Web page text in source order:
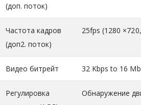
(доп. поток)
Частота кадров
(доп2. поток)
25fps (1280
Видео битрейт 32 Kbps to 16
Регулировка
Обнаружение